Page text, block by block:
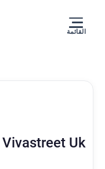
القائمة
Vivastreet Uk